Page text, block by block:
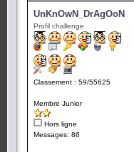
UnKnOwN_DrAgOoN
Profil challenge
Classement : 59/55625
Membre Junior
Hors ligne
Messages: 86